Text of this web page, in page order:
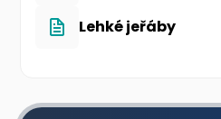
Lehké jeřáby